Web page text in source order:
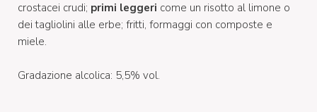
crostacei crudi; primi leggeri come un risotto al limone o
dei tagliolini alle erbe; fritti, formaggi con composte e
miele.
Gradazione alcolica: 5,5% vol.